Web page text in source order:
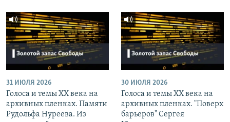
31 ИЮЛЯ 2026
Голоса и темы XX века на
архивных пленках. Памяти
Рудольфа Нуреева. Из
30 ИЮЛЯ 2026
Голоса и темы XX века на
архивных пленках. "Поверх
барьеров" Сергея